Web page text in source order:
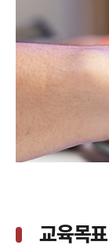
교육목표